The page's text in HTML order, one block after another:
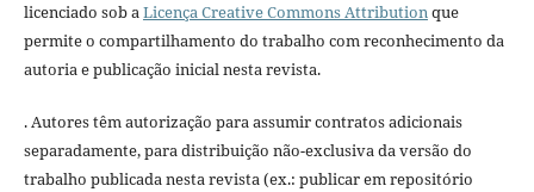
licenciado sob aLicença Creative Commons Attributionque
permite o compartilhamento do trabalho com reconhecimento da
autoria e publicação inicial nesta revista.
. Autores têm autorização para assumir contratos adicionais
separadamente, para distribuição não-exclusiva da versão do
trabalho publicada nesta revista (ex.: publicar em repositório